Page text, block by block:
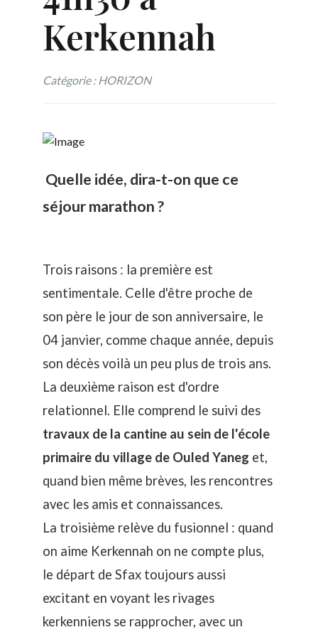
Kerkennah
Catégorie : HORIZON
Quelle idée, dira-t-on que ce
séjour marathon ?
Trois raisons : la première est
sentimentale. Celle d'être proche de
son père le jour de son anniversaire, le
04 janvier, comme chaque année, depuis
son décès voilà un peu plus de trois ans.
La deuxième raison est d'ordre
relationnel. Elle comprend le suivi des
travaux de la cantine au sein de l'école
primaire du village de Ouled Yaneg et,
quand bien même brèves, les rencontres
avec les amis et connaissances.
La troisième relève du fusionnel : quand
on aime Kerkennah on ne compte plus,
le départ de Sfax toujours aussi
excitant en voyant les rivages
kerkenniens se rapprocher, avec un